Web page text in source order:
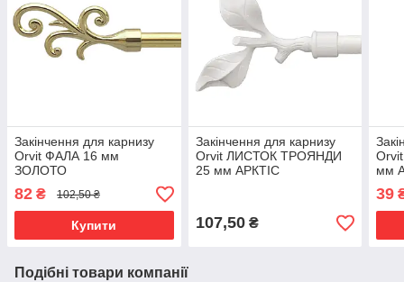
Закінчення для карнизу
Orvit ФАЛА 16 мм
ЗОЛОТО
82 ₴ 102,50 ₴
Купити
Закінчення для карнизу
Orvit ЛИСТОК ТРОЯНДИ
25 мм АРКТІС
107,50₴
мм
39
Подібні товари компанії